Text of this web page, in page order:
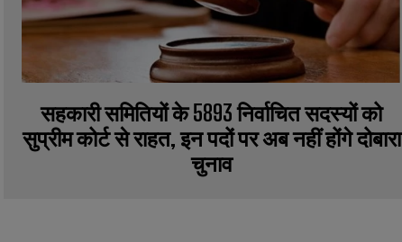
सहकारी समितियों के 5893 निर्वाचित सदस्यों को
सुप्रीम कोर्ट से राहत, इन पदों पर अब नहीं होंगे दोबारा
चुनाव